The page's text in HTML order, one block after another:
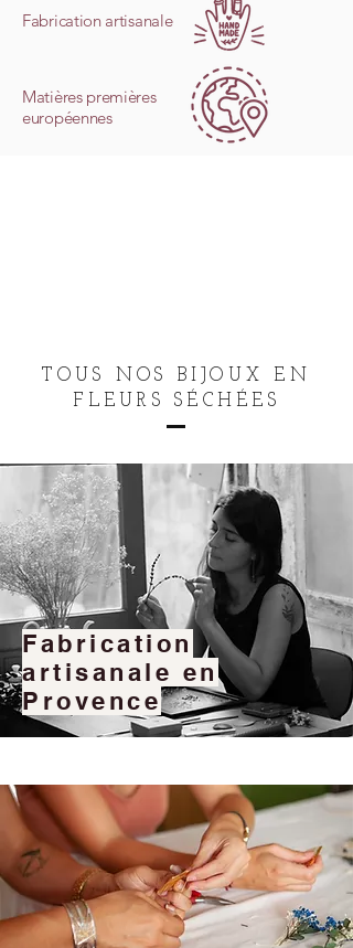
Fabrication artisanale
Matières premières
européennes
TOUS NOS BIJOUX EN
FLEURS SÉCHÉES
Fabrication
artisanale en
Provence